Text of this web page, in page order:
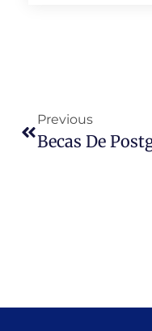
Previous